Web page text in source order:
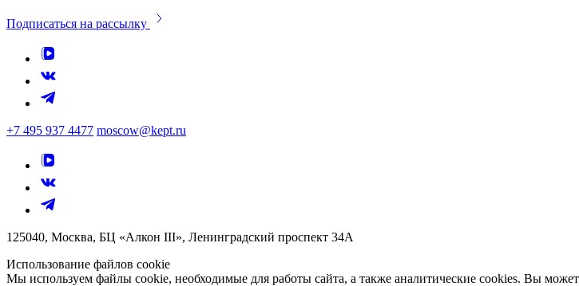
Подписаться на рассылку
+7 495 937 4477 moscow@kept.ru
125040, Москва, БЦ «Алкон III», Ленинградский проспект 34А
Использование файлов cookie
Мы используем файлы cookie, необходимые для работы сайта, а также аналитические cookies. Вы